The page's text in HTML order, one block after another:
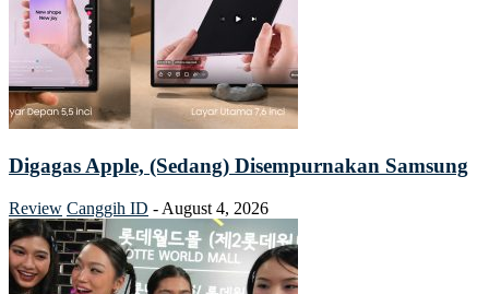
Digagas Apple, (Sedang) Disempurnakan Samsung
Review Canggih ID - August 4, 2026